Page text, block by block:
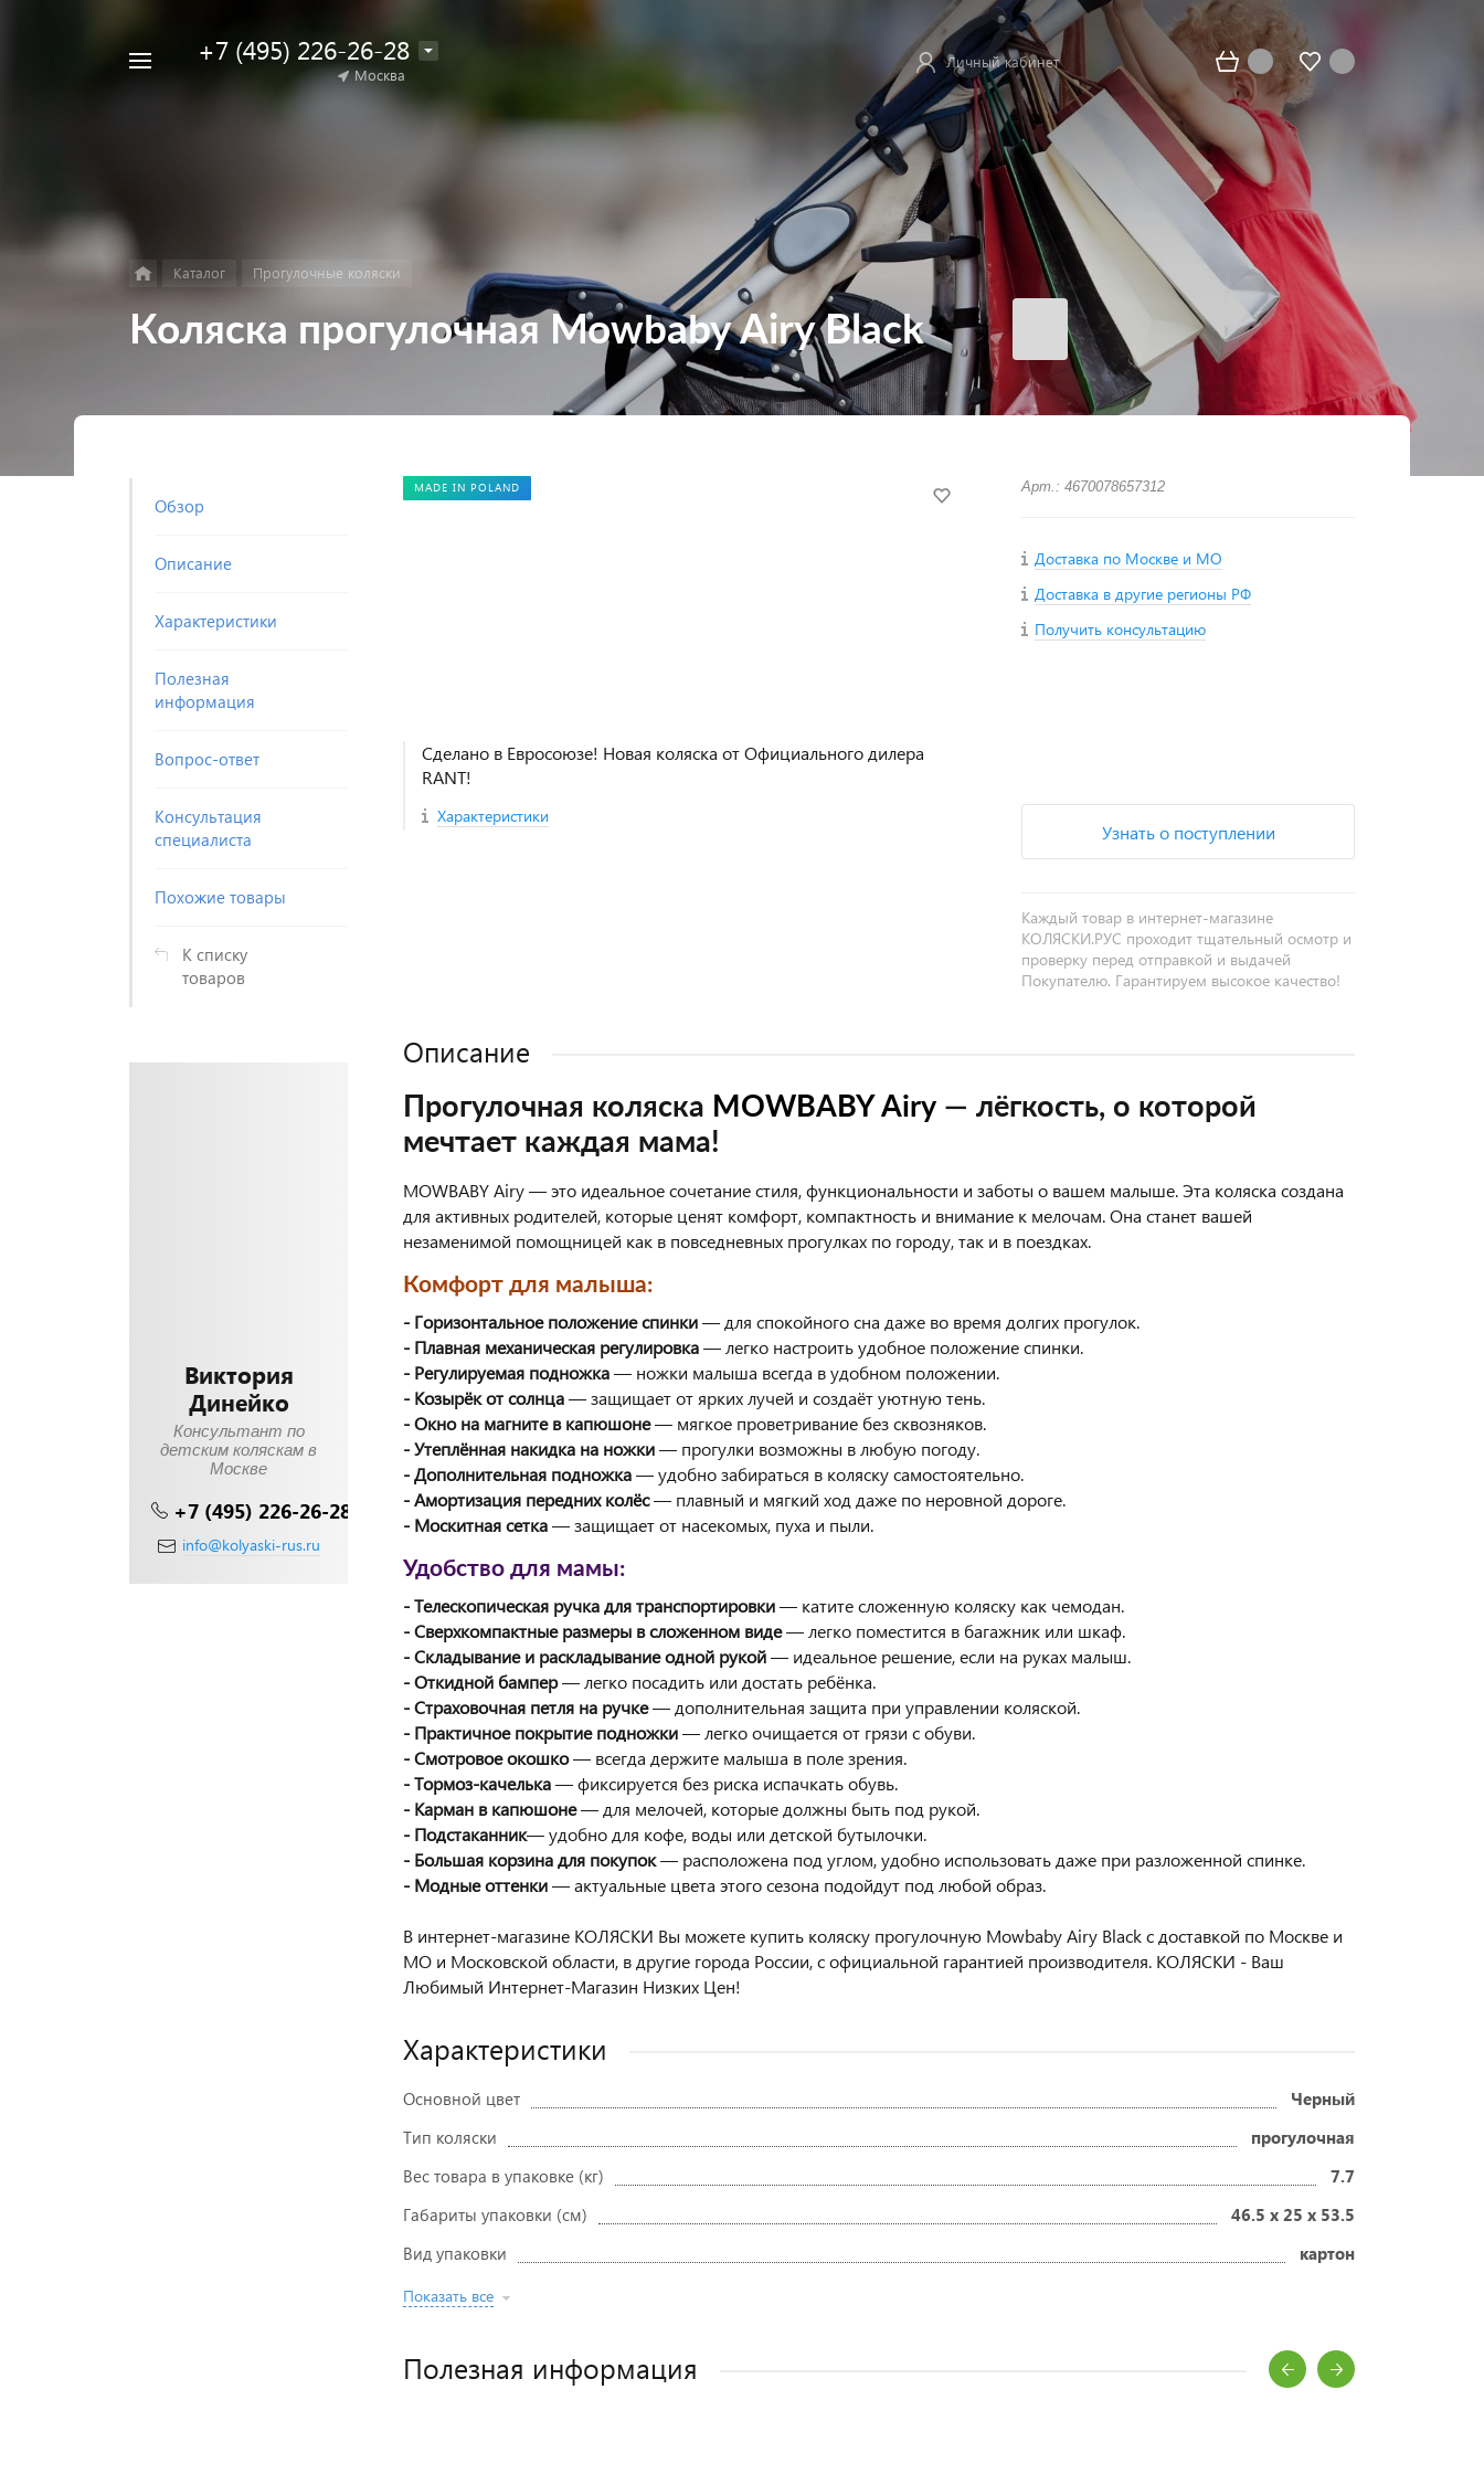
+7 (495) 226-26-28
Москва
Личный кабинет
Каталог Прогулочные коляски
Коляска прогулочная Mowbaby Airy Black
Обзор
Описание
Характеристики
Полезная
информация
Вопрос-ответ
Консультация
специалиста
Похожие товары
К списку
товаров
Виктория
Динейко
Консультант по
детским коляскам в
Москве
+7 (495) 226-26-28
info@kolyaski-rus.ru
MADE IN POLAND
Сделано в Евросоюзе! Новая коляска от Официального дилера
RANT!
Характеристики
Арт.: 4670078657312
Доставка по Москве и МО
Доставка в другие регионы РФ
Получить консультацию
Узнать о поступлении
Каждый товар в интернет-магазине
КОЛЯСКИ.РУС проходит тщательный осмотр и
проверку перед отправкой и выдачей
Покупателю. Гарантируем высокое качество!
Описание
Прогулочная коляска MOWBABY Airy — лёгкость, о которой
мечтает каждая мама!
MOWBABY Airy — это идеальное сочетание стиля, функциональности и заботы о вашем малыше. Эта коляска создана
для активных родителей, которые ценят комфорт, компактность и внимание к мелочам. Она станет вашей
незаменимой помощницей как в повседневных прогулках по городу, так и в поездках.
Комфорт для малыша:
- Горизонтальное положение спинки— для спокойного сна даже во время долгих прогулок.
- Плавная механическая регулировка— легко настроить удобное положение спинки.
- Регулируемая подножка— ножки малыша всегда в удобном положении.
- Козырёк от солнца— защищает от ярких лучей и создаёт уютную тень.
- Окно на магните в капюшоне— мягкое проветривание без сквозняков.
- Утеплённая накидка на ножки— прогулки возможны в любую погоду.
- Дополнительная подножка— удобно забираться в коляску самостоятельно.
- Амортизация передних колёс— плавный и мягкий ход даже по неровной дороге.
- Москитная сетка— защищает от насекомых, пуха и пыли.
Удобство для мамы:
- Телескопическая ручка для транспортировки— катите сложенную коляску как чемодан.
- Сверхкомпактные размеры в сложенном виде— легко поместится в багажник или шкаф.
- Складывание и раскладывание одной рукой— идеальное решение, если на руках малыш.
- Откидной бампер— легко посадить или достать ребёнка.
- Страховочная петля на ручке— дополнительная защита при управлении коляской.
- Практичное покрытие подножки— легко очищается от грязи с обуви.
- Смотровое окошко— всегда держите малыша в поле зрения.
- Тормоз-качелька— фиксируется без риска испачкать обувь.
- Карман в капюшоне— для мелочей, которые должны быть под рукой.
- Подстаканник— удобно для кофе, воды или детской бутылочки.
- Большая корзина для покупок— расположена под углом, удобно использовать даже при разложенной спинке.
- Модные оттенки— актуальные цвета этого сезона подойдут под любой образ.
В интернет-магазине КОЛЯСКИ Вы можете купить коляску прогулочную Mowbaby Airy Black с доставкой по Москве и
МО и Московской области, в другие города России, с официальной гарантией производителя. КОЛЯСКИ - Ваш
Любимый Интернет-Магазин Низких Цен!
Характеристики
Основной цвет
Черный
Тип коляски
прогулочная
Вес товара в упаковке (кг)
7.7
Габариты упаковки (см)
46.5 x 25 x 53.5
Вид упаковки
картон
Показать все
Полезная информация